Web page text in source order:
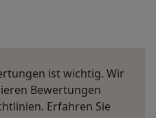
ist wichtig. Wir
Bewertungen
Erfahren Sie